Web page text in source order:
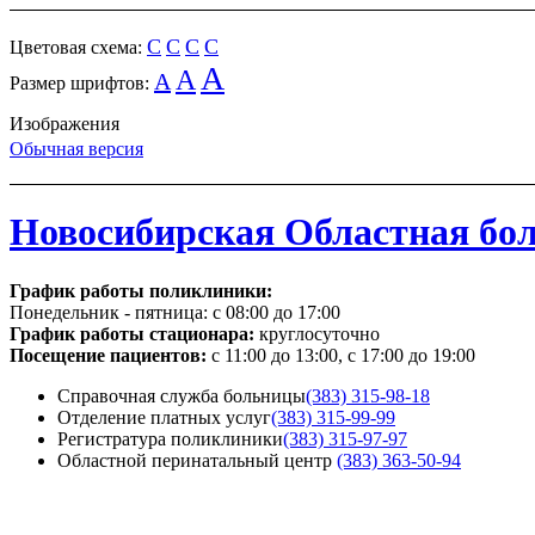
Цветовая схема: C C C C
Размер шрифтов: A A A
Изображения
Обычная версия
Новосибирская Областная
График работы поликлиники:
Понедельник - пятница: с 08:00 до 17:00
График работы стационара: круглосуточно
Посещение пациентов: с 11:00 до 13:00, с 17:00 до 19:00
Справочная служба больницы(383) 315-98-18
Отделение платных услуг(383) 315-99-99
Регистратура поликлиники(383) 315-97-97
Областной перинатальный центр (383) 363-50-94